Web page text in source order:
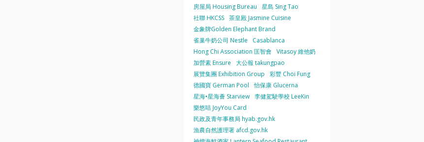
房屋局 Housing Bureau
星島 Sing Tao
社聯 HKCSS 茶皇殿 Jasmine Cuisine
金象牌Golden Elephant Brand
雀巢牛奶公司 Nestle
Casablanca
Hong Chi Association 匡智會
Vitasoy 維他奶
加營素 Ensure
大公報 takungpao
展覽集團 Exhibition Group
彩豐 Choi Fung
德國寶 German Pool
怡保康 Glucerna
星海•星海薈 Starview 李健駕駛學校 LeeKin
樂悠咭 JoyYou Card
民政及青年事務局 hyab.gov.hk
漁農自然護理署 afcd.gov.hk